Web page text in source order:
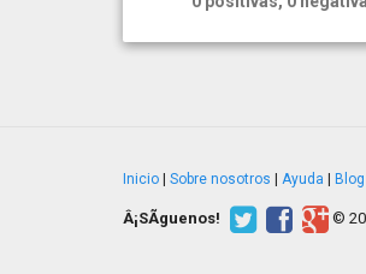
Inicio Sobre nosotros Ayuda Blog
Â¡SÃ­guenos! ©